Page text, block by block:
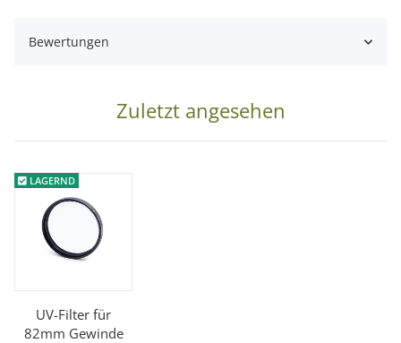
1x UV-Filter für 82 mm Gewinde
Bewertungen
Zuletzt angesehen
LAGERND
UV-Filter für
82mm Gewinde